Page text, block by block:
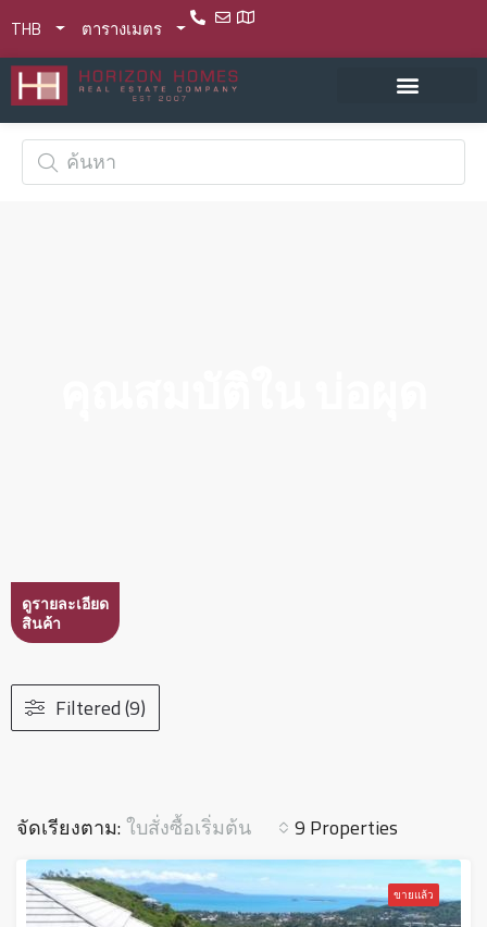
THB ตารางเมตร
ดูรายละเอียด
สินค้า
Filtered (9)
9 Properties
จัดเรียงตาม:ใบสั่งซื้อเริ่มต้น
ขายแล้ว